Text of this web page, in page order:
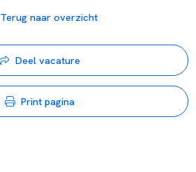
Terug naar overzicht
Deel vacature
Print pagina